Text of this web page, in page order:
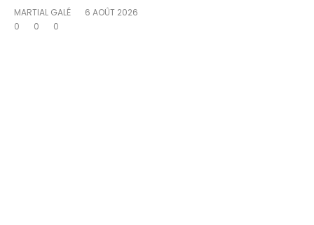
MARTIAL GALÉ
6 AOÛT 2026
0
0 0